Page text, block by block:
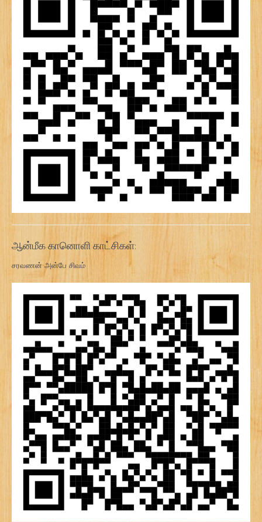
ஆன்மீக கானொளி காட்சிகள்:
சரவணன் அன்பே சிவம்